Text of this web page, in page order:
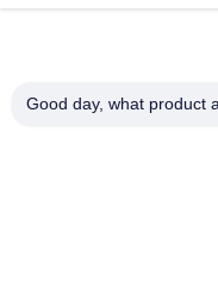
Phone
Good day, what product